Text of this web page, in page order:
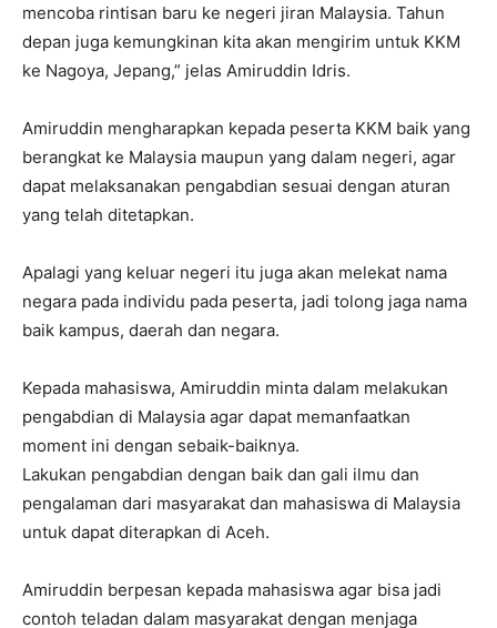
mencoba rintisan baru ke negeri jiran Malaysia. Tahun
depan juga kemungkinan kita akan mengirim untuk KKM
ke Nagoya, Jepang,” jelas Amiruddin Idris.
Amiruddin mengharapkan kepada peserta KKM baik yang
berangkat ke Malaysia maupun yang dalam negeri, agar
dapat melaksanakan pengabdian sesuai dengan aturan
yang telah ditetapkan.
Apalagi yang keluar negeri itu juga akan melekat nama
negara pada individu pada peserta, jadi tolong jaga nama
baik kampus, daerah dan negara.
Kepada mahasiswa, Amiruddin minta dalam melakukan
pengabdian di Malaysia agar dapat memanfaatkan
moment ini dengan sebaik-baiknya.
Lakukan pengabdian dengan baik dan gali ilmu dan
pengalaman dari masyarakat dan mahasiswa di Malaysia
untuk dapat diterapkan di Aceh.
Amiruddin berpesan kepada mahasiswa agar bisa jadi
contoh teladan dalam masyarakat dengan menjaga